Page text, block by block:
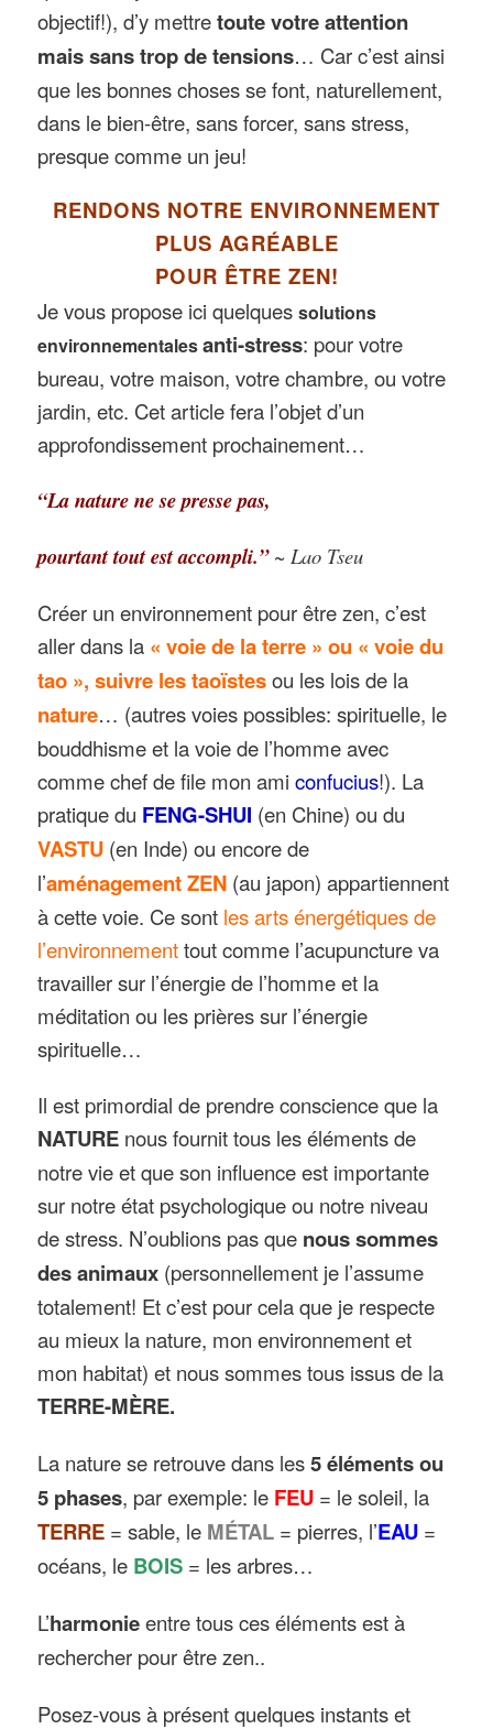
objectif!), d’y mettretoute votre attention
mais sans trop de tensions… Car c’est ainsi
que les bonnes choses se font, naturellement,
dans le bien-être, sans forcer, sans stress,
presque comme un jeu!
RENDONS NOTRE ENVIRONNEMENT
PLUS AGRÉABLE
POUR ÊTRE ZEN!
Je vous propose ici quelquessolutions
environnementalesanti-stress: pour votre
bureau, votre maison, votre chambre, ou votre
jardin, etc. Cet article fera l’objet d’un
approfondissement prochainement…
“La nature ne se presse pas,
pourtant tout est accompli.” ~ Lao Tseu
Créer un environnement pour être zen, c’est
aller dans la « voie de la terre » ou « voie du
tao », suivre les taoïstesou les lois de la
nature… (autres voies possibles: spirituelle, le
bouddhisme et la voie de l’homme avec
comme chef de file mon amiconfucius!). La
pratique du FENG-SHUI (en Chine) ou du
VASTU (en Inde) ou encore de
l’aménagementZEN (au japon) appartiennent
à cette voie. Ce sont les arts énergétiques de
l’environnementtout comme l’acupuncture va
travailler sur l’énergie de l’homme et la
méditation ou les prières sur l’énergie
spirituelle…
Il est primordial de prendre conscience que la
NATURE nous fournit tous les éléments de
notre vie et que son influence est importante
sur notre état psychologique ou notre niveau
de stress. N’oublions pas que nous sommes
des animaux (personnellement je l’assume
totalement! Et c’est pour cela que je respecte
au mieux la nature, mon environnement et
mon habitat) et nous sommes tous issus de la
TERRE-MÈRE.
La nature se retrouve dans les5 éléments ou
5 phases, par exemple: le FEU = le soleil, la
TERRE = sable, le MÉTAL = pierres, l’EAU =
océans, le BOIS = les arbres…
L’harmonieentre tous ces éléments est à
rechercher pour être zen..
Posez-vous à présent quelques instants et